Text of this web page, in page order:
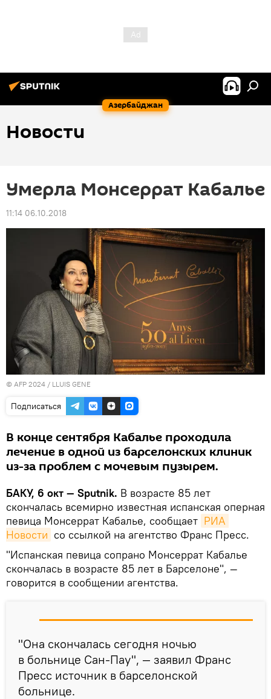
Азербайджан
Новости
Умерла Монсеррат Кабалье
11:14 06.10.2018
© AFP 2024 / LLUIS GENE
Подписаться
В конце сентября Кабалье проходила
лечение в одной из барселонских клиник
из-за проблем с мочевым пузырем.
БАКУ, 6 окт — Sputnik. В возрасте 85 лет
скончалась всемирно известная испанская оперная
певица Монсеррат Кабалье, сообщает РИА
Новости со ссылкой на агентство Франс Пресс.
"Испанская певица сопрано Монсеррат Кабалье
скончалась в возрасте 85 лет в Барселоне", —
говорится в сообщении агентства.
"Она скончалась сегодня ночью
в больнице Сан-Пау", — заявил Франс
Пресс источник в барселонской
больнице.